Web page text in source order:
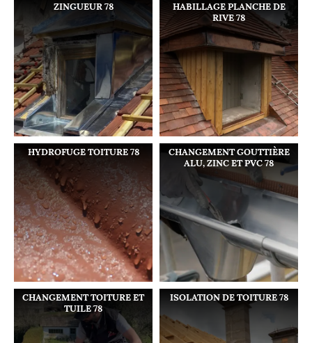
ZINGUEUR 78
HABILLAGE PLANCHE DE
RIVE 78
HYDROFUGE TOITURE 78
CHANGEMENT GOUTTIÈRE
ALU, ZINC ET PVC 78
CHANGEMENT TOITURE ET
TUILE 78
ISOLATION DE TOITURE 78